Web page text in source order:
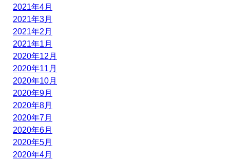
2021年4月
2021年3月
2021年2月
2021年1月
2020年12月
2020年11月
2020年10月
2020年9月
2020年8月
2020年7月
2020年6月
2020年5月
2020年4月